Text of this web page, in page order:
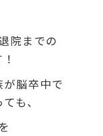
院までの
脳卒中で
も、